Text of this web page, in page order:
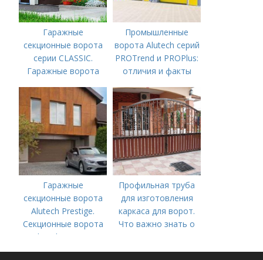
Гаражные
секционные ворота
серии CLASSIC.
Гаражные ворота
–, какие секционные
ворота выбрать?
Промышленные
ворота Alutech серий
PROTrend и PROPlus:
отличия и факты
Гаражные
секционные ворота
Alutech Prestige.
Секционные ворота
Alutech Prestige
Профильная труба
для изготовления
каркаса для ворот.
Что важно знать о
изготовлении ворот?